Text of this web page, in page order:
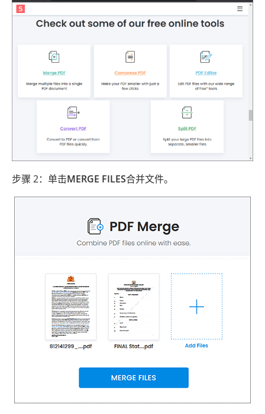
步骤 2：单击MERGE FILES合并文件。